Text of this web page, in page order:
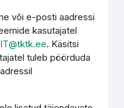
või e-posti aadressi
kasutajatel
IT@tktk.ee. Käsitsi
tuleb pöörduda